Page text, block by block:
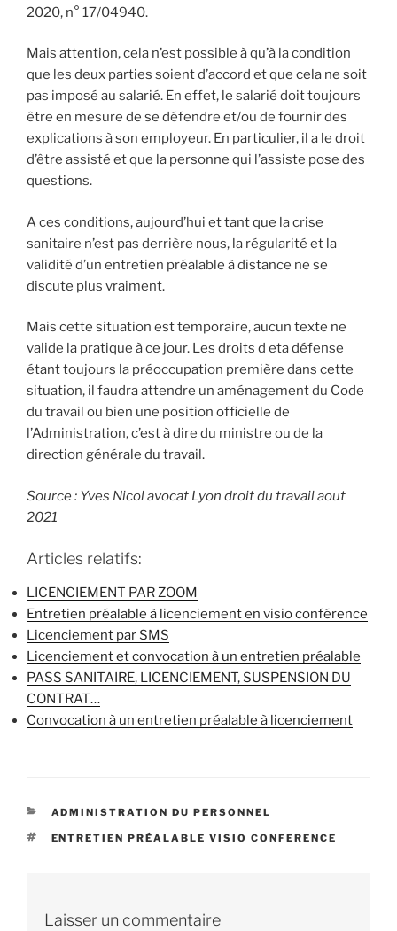
2020, n° 17/04940.
Mais attention, cela n’est possible à qu’à la condition
que les deux parties soient d’accord et que cela ne soit
pas imposé au salarié. En effet, le salarié doit toujours
être en mesure de se défendre et/ou de fournir des
explications à son employeur. En particulier, il a le droit
d’être assisté et que la personne qui l’assiste pose des
questions.
A ces conditions, aujourd’hui et tant que la crise
sanitaire n’est pas derrière nous, la régularité et la
validité d’un entretien préalable à distance ne se
discute plus vraiment.
Mais cette situation est temporaire, aucun texte ne
valide la pratique à ce jour. Les droits d eta défense
étant toujours la préoccupation première dans cette
situation, il faudra attendre un aménagement du Code
du travail ou bien une position officielle de
l’Administration, c’est à dire du ministre ou de la
direction générale du travail.
Source : Yves Nicol avocat Lyon droit du travail aout
2021
Articles relatifs:
LICENCIEMENT PAR ZOOM
Entretien préalable à licenciement en visio conférence
Licenciement par SMS
Licenciement et convocation à un entretien préalable
PASS SANITAIRE, LICENCIEMENT, SUSPENSION DU
CONTRAT…
Convocation à un entretien préalable à licenciement
CATÉGORIES
ADMINISTRATION DU PERSONNEL
ÉTIQUETTES
ENTRETIEN PRÉALABLE VISIO CONFERENCE
Laisser un commentaire